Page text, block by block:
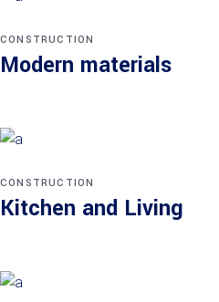
CONSTRUCTION
Modern materials
CONSTRUCTION
Kitchen and Living